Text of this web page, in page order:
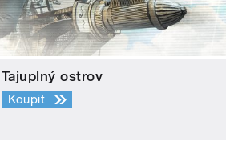
Tajuplný ostrov
Koupit